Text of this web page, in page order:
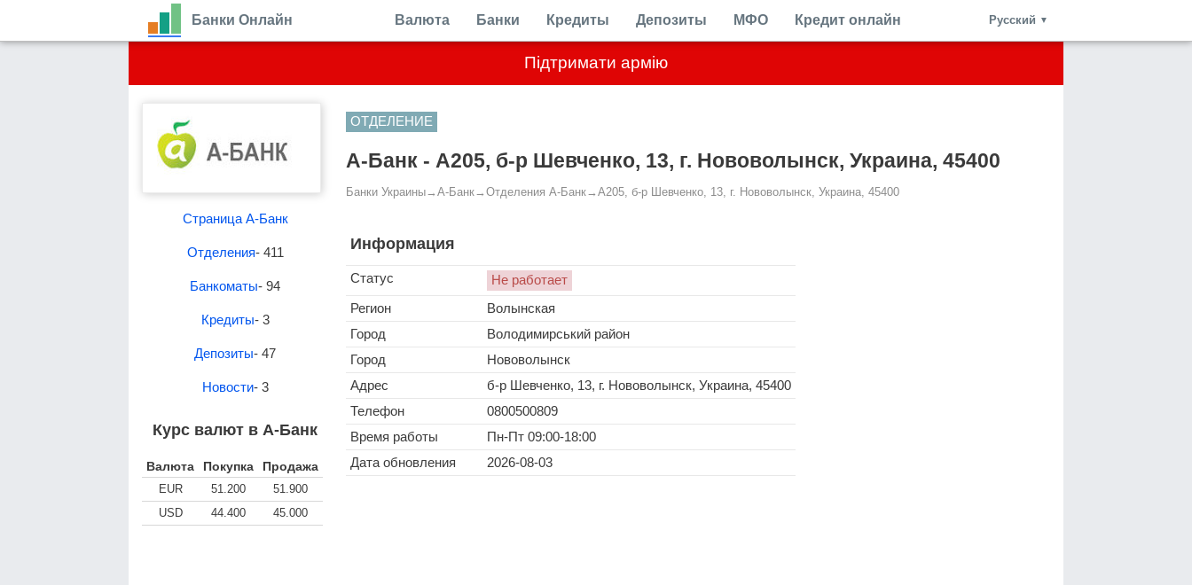
Підтримати армію
Банки Онлайн Валюта Банки Кредиты Депозиты МФО Кредит онлайн Русский ▼
Страница А-Банк
Отделения- 411
Банкоматы- 94
Кредиты- 3
Депозиты- 47
Новости- 3
Курс валют в А-Банк
Валюта Покупка Продажа
EUR 51.200
51.900
USD
44.400 45.000
ОТДЕЛЕНИЕ
А-Банк - A205, б-р Шевченко, 13, г. Нововолынск, Украина, 45400
Банки Украины→ А-Банк→ Отделения А-Банк→ A205, б-р Шевченко, 13, г. Нововолынск, Украина, 45400
Информация
Статус
Не работает
Регион
Волынская
Город
Володимирський район
Город
Нововолынск
Адрес
б-р Шевченко, 13, г. Нововолынск, Украина, 45400
Телефон
0800500809
Время работы
Пн-Пт 09:00-18:00
Дата обновления
2026-08-03